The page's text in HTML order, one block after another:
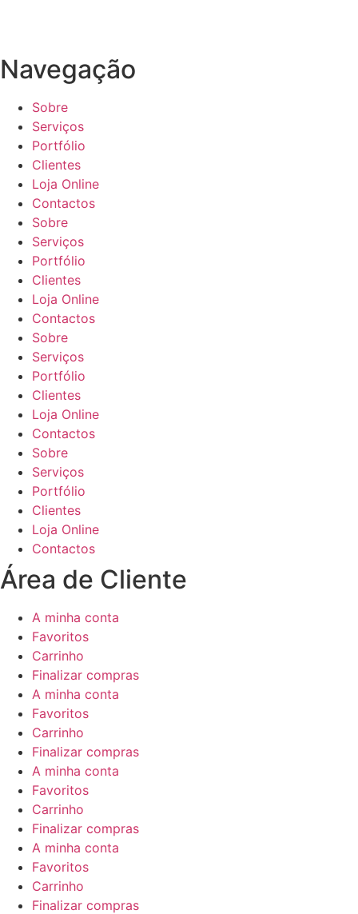
be
the
product
page
Navegação
Sobre
Serviços
Portfólio
Clientes
Loja Online
Contactos
Sobre
Serviços
Portfólio
Clientes
Loja Online
Contactos
Sobre
Serviços
Portfólio
Clientes
Loja Online
Contactos
Sobre
Serviços
Portfólio
Clientes
Loja Online
Contactos
Área de Cliente
A minha conta
Favoritos
Carrinho
Finalizar compras
A minha conta
Favoritos
Carrinho
Finalizar compras
A minha conta
Favoritos
Carrinho
Finalizar compras
A minha conta
Favoritos
Carrinho
Finalizar compras